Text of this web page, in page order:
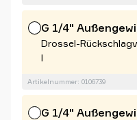
G 1/4"
Drossel-
l
Artikelnummer: 0106739
G 1/4"